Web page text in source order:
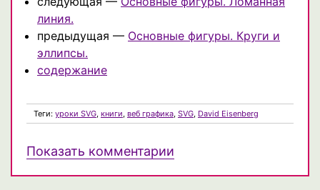
линия.
предыдущая — Основные фигуры. Круги и
эллипсы.
содержание
Теги: уроки SVG, книги, веб графика, SVG, David Eisenberg
Показать комментарии